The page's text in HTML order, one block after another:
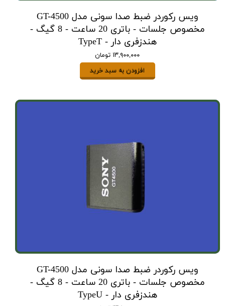
ویس رکوردر ضبط صدا سونی مدل GT-4500
مخصوص جلسات - باتری 20 ساعت - 8 گیگ -
هندزفری دار - TypeT
۱۳,۹۰۰,۰۰۰ تومان
افزودن به سبد خرید
ویس رکوردر ضبط صدا سونی مدل GT-4500
مخصوص جلسات - باتری 20 ساعت - 8 گیگ -
هندزفری دار - TypeU